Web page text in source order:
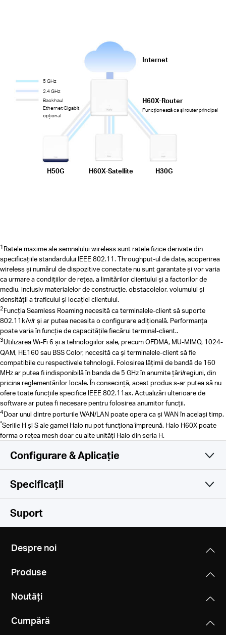
Internet
H60X-Router
Funcționează ca și router principal
H60X-Satellite H30G
H50G
5 GHz
2.4 GHz
Backhaul
Ethernet Gigabit
opțional
1 Ratele maxime ale semnalului wireless sunt ratele fizice derivate din
specificațiile standardului IEEE 802.11. Throughput-ul de date, acoperirea
wireless și numărul de dispozitive conectate nu sunt garantate și vor varia
ca urmare a condițiilor de rețea, a limitărilor clientului și a factorilor de
mediu, inclusiv materialelor de construcție, obstacolelor, volumului și
densității a traficului și locației clientului.
2Funcția Seamless Roaming necesită ca terminalele-client să suporte
802.11k/v/r și ar putea necesita o configurare adițională. Performanța
poate varia în funcție de capacitățile fiecărui terminal-client..
3Utilizarea Wi-Fi 6 și a tehnologiilor sale, precum OFDMA, MU-MIMO, 1024-
QAM, HE160 sau BSS Color, necesită ca și terminalele-client să fie
compatibile cu respectivele tehnologii. Folosirea lățimii de bandă de 160
MHz ar putea fi indisponibilă în banda de 5 GHz în anumite țări/regiuni, din
pricina reglementărilor locale. În consecință, acest produs s-ar putea să nu
ofere toate funcțiile specifice IEEE 802.11ax. Actualizări ulterioare de
software ar putea fi necesare pentru folosirea anumitor funcții.
4Doar unul dintre porturile WAN/LAN poate opera ca și WAN în același timp.
*Seriile H și S ale gamei Halo nu pot funcționa împreună. Halo H60X poate
forma o rețea mesh doar cu alte unități Halo din seria H.
Configurare & Aplicație
Simplă și funcțională
Specificații
Wireless
Wi-Fi 6
IEEE 802.11n/b/g 2.4 GHz
Rată Semnal
1201 Mbps on 5 GHz, 300 Mbps on 2.4 GHz
Router, Access Point
Calitatea Serviciului
WMM
Hardware
3.5 × 3.5 × 3.5 in (88 × 88 × 88 mm)
Interfață
3-pack
Suport
Despre noi
Produse
Noutăți
Cumpără